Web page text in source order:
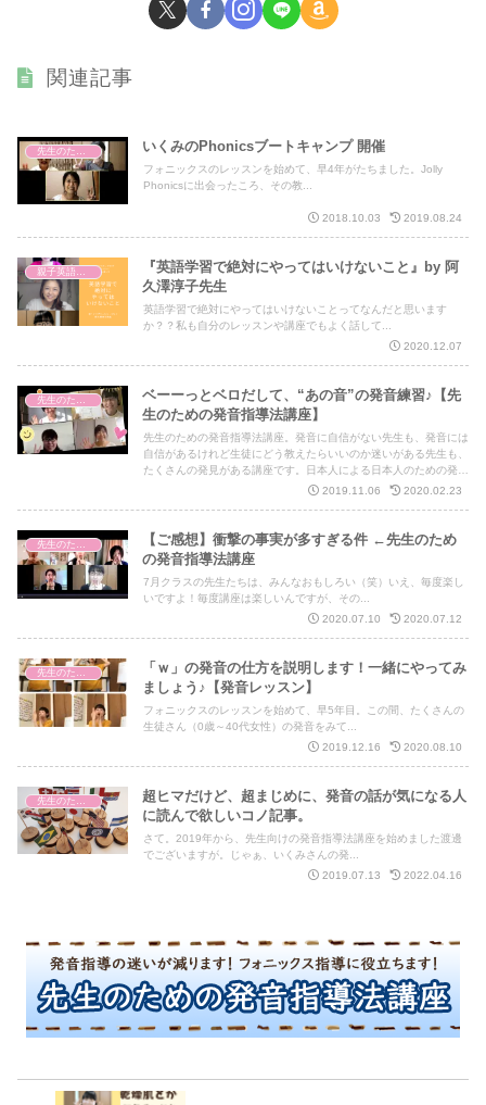
関連記事
いくみのPhonicsブートキャンプ 開催
フォニックスのレッスンを始めて、早4年がたちました。Jolly
Phonicsに出会ったころ、その教...
2018.10.03 2019.08.24
親子英語レッスン
『英語学習で絶対にやってはいけないこと』by 阿
久澤淳子先生
英語学習で絶対にやってはいけないことってなんだと思います
か？？私も自分のレッスンや講座でもよく話して...
2020.12.07
先生のための発音指導法講座
ベーーっとベロだして、“あの音”の発音練習♪【先
生のための発音指導法講座】
先生のための発音指導法講座。発音に自信がない先生も、発音には
自信があるけれど生徒にどう教えたらいいのか迷いがある先生も、
たくさんの発見がある講座です。日本人による日本人のための発音
2019.11.06 2020.02.23
先生のための発音指導法講座
【ご感想】衝撃の事実が多すぎる件 ←先生のため
の発音指導法講座
7月クラスの先生たちは、みんなおもしろい（笑）いえ、毎度楽し
いですよ！毎度講座は楽しいんですが、その...
2020.07.10
2020.07.12
「ｗ」の発音の仕方を説明します！一緒にやってみ
ましょう♪【発音レッスン】
フォニックスのレッスンを始めて、早5年目。この間、たくさんの
生徒さん（0歳～40代女性）の発音をみて...
2019.12.16
2020.08.10
超ヒマだけど、超まじめに、発音の話が気になる人
に読んで欲しいコノ記事。
さて。2019年から、先生向けの発音指導法講座を始めました渡邊
でございますが。じゃぁ、いくみさんの発...
2019.07.13
2022.04.16